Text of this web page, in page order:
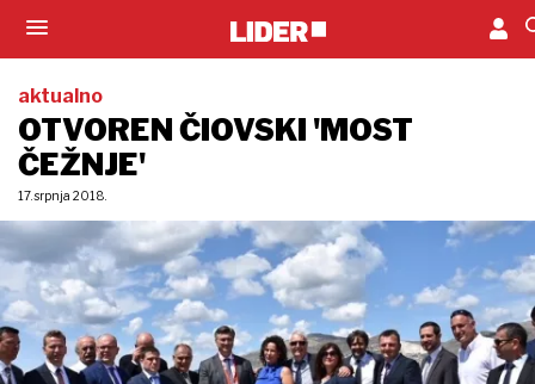
aktualno
OTVOREN ČIOVSKI 'MOST
ČEŽNJE'
17. srpnja 2018.